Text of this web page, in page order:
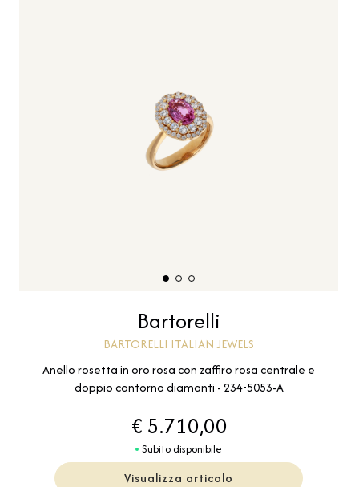
Bartorelli
BARTORELLI ITALIAN JEWELS
Anello rosetta in oro rosa con zaffiro rosa centrale e
doppio contorno diamanti - 234-5053-A
€ 5.710,00
Subito disponibile
Visualizza articolo